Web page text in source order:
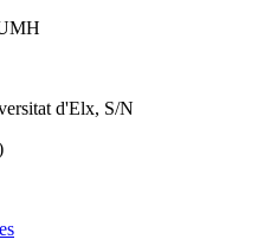
d'Elx, S/N